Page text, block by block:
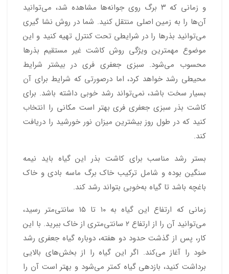
و زمانی که ۳ برگ روی جوانه‌ها مشاهده شد، می‌توانید
آن‌ها را به زمین اصلی منتقل کنید. شما در روش نشا گیری
می‌توانید بذرها را در شرایطی تحت کنترل تهیه کنید و این
موضوع مهمترین ویژگی روش کاشت غیر مستقیم بذرها
محسوب می‌شود. سبزی جعفری فری در بیشتر شرایط
محیطی رشد خواهد کرد، اما درصورتی که شرایط برای آن
بسیار سخت باشد، نمی‌تواند رشد خوبی داشته باشد. برای
کاشت بذر سبزی جعفری فری بهتر است مکانی را انتخاب
کنید که در طول روز بیشترین میزان نور خورشید را دریافت
کند.
بستر رشد مناسب برای کاشت بذر این گیاه باید نیمه
سنگین بوده و شامل ترکیب خاک برگ ماسه بادی و خاک
باغچه باشد تا گیاه به‌خوبی بتواند رشد کند.
زمانی که ارتفاع این گیاه به ۱۰ تا ۱۵ سانتی‌متر رسید،
می‌توانید آن را از ارتفاع ۲ سانتی‌متری از خاک ببرید. با این
کار، پس از گذشت حدود دو هفته، دوباره گیاه جعفری رشد
خود را آغاز می‌کند. اگر این گیاه را از بخش‌های بالایی
برداشت کنید، بازدهی گیاه کمتر می‌شود و بهتر است آن را